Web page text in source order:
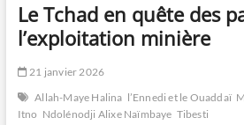
Le Tchad en quête des
l’exploitation minière
21 janvier 2026
Allah-Maye Halina l’Ennedi et le Ouaddaï
Itno Ndolénodji Alixe Naïmbaye Tibesti